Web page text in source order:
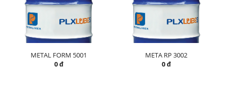
METAL FORM 5001
0 đ
META RP 3002
0 đ